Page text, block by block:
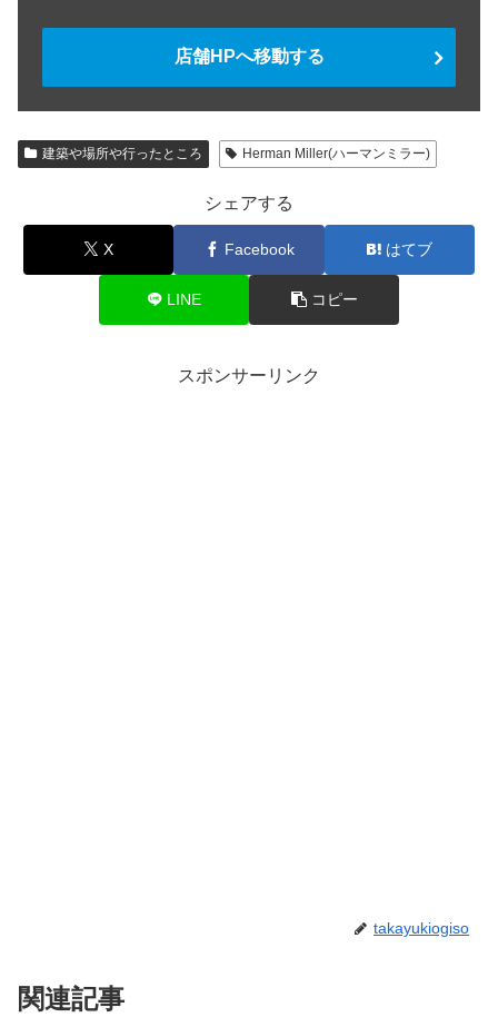
店舗HPへ移動する
建築や場所や行ったところ Herman Miller(ハーマンミラー)
シェアする
X Facebook はてブ
LINE コピー
スポンサーリンク
takayukiogiso
関連記事